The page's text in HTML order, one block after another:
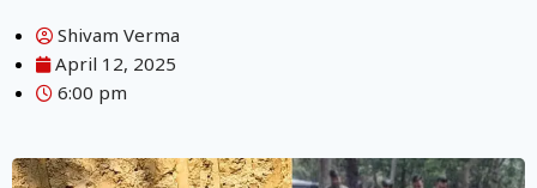
Shivam Verma
April 12, 2025
6:00 pm